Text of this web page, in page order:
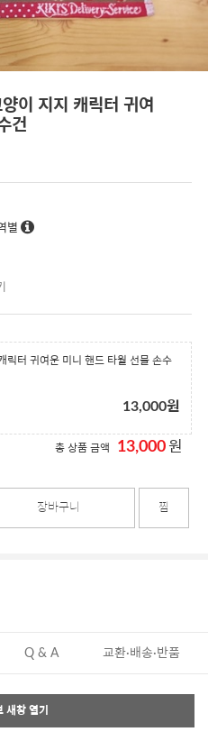
이 지지 캐릭터 귀여
건
별
릭터 귀여운 미니 핸드 타월 선물 손수
13,000원
총 상품 금액 13,000 원
장바구니 찜
Q & A 교환·배송·반품
새창 열기